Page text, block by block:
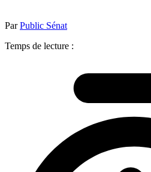
ParPublic Sénat
Temps de lecture :